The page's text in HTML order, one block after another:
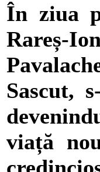
În ziua
Rareș-
Sascut,
viață